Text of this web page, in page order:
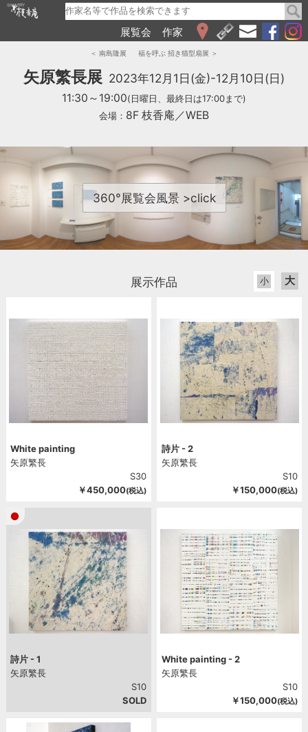
展覧会
WEB展覧会
2025
2024
2023
2020
2019
2018
2017
2016
2014
2013
2011
2010
2009
2008
2007
2006
作家
＜ 南島隆展 福を呼ぶ 招き猫型扇展 ＞
矢原繁長展 2023年12月1日(金)-12月10日(日)
11:30～19:00(日曜日、最終日は17:00まで)
会場： 8F 枝香庵／WEB
360°展覧会風景 >click
展示作品 小 大
White painting
矢原繁長
S30
￥450,000(税込)
詩片 - 2
矢原繁長
S10
￥150,000(税込)
詩片 - 1
矢原繁長
S10
SOLD
White painting - 2
矢原繁長
S10
￥150,000(税込)